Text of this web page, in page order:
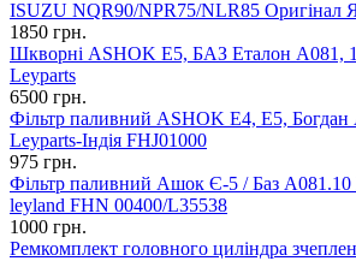
ISUZU NQR90/NPR75/NLR85 Оригінал
1850 грн.
Шкворні ASHOK E5, БАЗ Еталон А081,
Leyparts
6500 грн.
Фільтр паливний ASHOK Е4, Е5,
Leyparts-Індія FHJ01000
975 грн.
Фільтр паливний Ашок Є-5 / Баз
leyland FHN 00400/L35538
1000 грн.
Ремкомплект головного циліндра